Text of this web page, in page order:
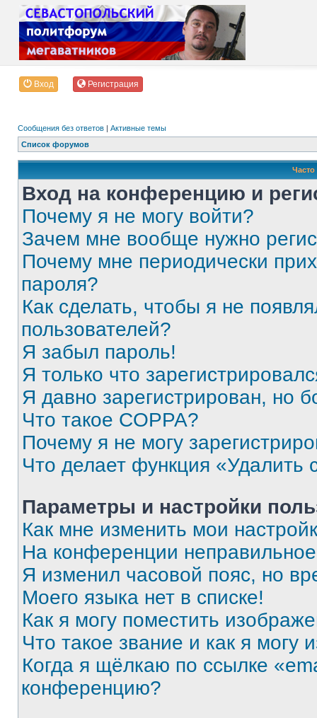
Вход Регистрация
Сообщения без ответов | Активные темы
Список форумов
Вход на конференцию и
Почему я не могу войти?
Зачем мне вообще нужно
Почему мне периодически
пароля?
Как сделать, чтобы я не
пользователей?
Я забыл пароль!
Я только что
Я давно зарегистрирован, но
Что такое COPPA?
Почему я не могу
Что делает функция «Удалить
Параметры и настройки
Как мне изменить мои
На конференции
Я изменил часовой пояс, но
Моего языка нет в списке!
Как я могу поместить
Что такое звание и как я могу
Когда я щёлкаю по ссылке
конференцию?